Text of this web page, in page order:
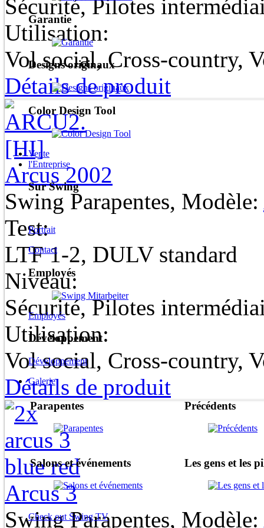
Garantie
Designs originaux
Color Design Tool
Vente
l'Entreprise
Sur Swing
Portrait
Contact
Employés
Employés
Développement
Développement
Galerie
Parapentes Précédents
Salons et événements Les gens et les
Check out Swing TV
Sécurité, Pilotes
Utilisation:
Vol social, Cross-country,
Détails de produit
Arcus 2002
Swing Parapentes, Modèle:
Test:
LTF 1-2, DULV standard
Niveau:
Sécurité, Pilotes
Utilisation:
Vol social, Cross-country,
Détails de produit
Arcus 3
Swing Parapentes, Modèle: